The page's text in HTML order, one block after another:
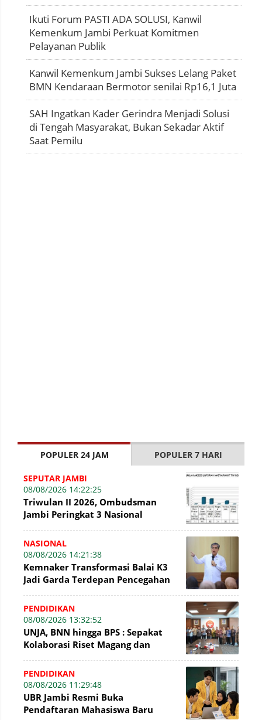
Ikuti Forum PASTI ADA SOLUSI, Kanwil
Kemenkum Jambi Perkuat Komitmen
Pelayanan Publik
Kanwil Kemenkum Jambi Sukses Lelang Paket
BMN Kendaraan Bermotor senilai Rp16,1 Juta
SAH Ingatkan Kader Gerindra Menjadi Solusi
di Tengah Masyarakat, Bukan Sekadar Aktif
Saat Pemilu
POPULER 24 JAM POPULER 7 HARI
SEPUTAR JAMBI
08/08/2026 14:22:25
Triwulan II 2026, Ombudsman
Jambi Peringkat 3 Nasional
NASIONAL
08/08/2026 14:21:38
Kemnaker Transformasi Balai K3
Jadi Garda Terdepan Pencegahan
PENDIDIKAN
08/08/2026 13:32:52
UNJA, BNN hingga BPS : Sepakat
Kolaborasi Riset Magang dan
PENDIDIKAN
08/08/2026 11:29:48
UBR Jambi Resmi Buka
Pendaftaran Mahasiswa Baru